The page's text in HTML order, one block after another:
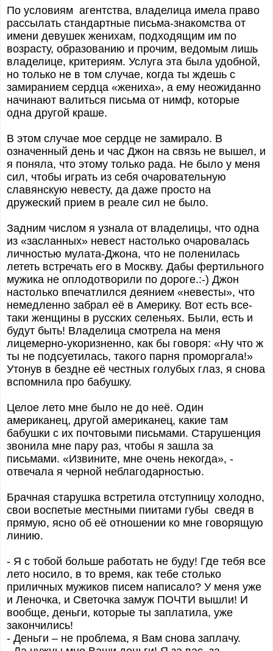
По условиям агентства, владелица имела право
рассылать стандартные письма-знакомства от
имени девушек женихам, подходящим им по
возрасту, образованию и прочим, ведомым лишь
владелице, критериям. Услуга эта была удобной,
но только не в том случае, когда ты ждешь с
замиранием сердца «жениха», а ему неожиданно
начинают валиться письма от нимф, которые
одна другой краше.
В этом случае мое сердце не замирало. В
означенный день и час Джон на связь не вышел, и
я поняла, что этому только рада. Не было у меня
сил, чтобы играть из себя очаровательную
славянскую невесту, да даже просто на
дружеский прием в реале сил не было.
Задним числом я узнала от владелицы, что одна
из «засланных» невест настолько очаровалась
личностью мулата-Джона, что не поленилась
лететь встречать его в Москву. Дабы фертильного
мужика не оплодотворили по дороге.:-) Джон
настолько впечатлился деянием «невесты», что
немедленно забрал её в Америку. Вот есть все-
таки женщины в русских селеньях. Были, есть и
будут быть! Владелица смотрела на меня
лицемерно-укоризненно, как бы говоря: «Ну что ж
ты не подсуетилась, такого парня проморгала!»
Утонув в бездне её честных голубых глаз, я снова
вспомнила про бабушку.
Целое лето мне было не до неё. Один
американец, другой американец, какие там
бабушки с их почтовыми письмами. Старушенция
звонила мне пару раз, чтобы я зашла за
письмами. «Извините, мне очень некогда», -
отвечала я черной неблагодарностью.
Брачная старушка встретила отступницу холодно,
свои воспетые местными пиитами губы сведя в
прямую, ясно об её отношении ко мне говорящую
линию.
- Я с тобой больше работать не буду! Где тебя все
лето носило, в то время, как тебе столько
приличных мужиков писем написало? У меня уже
и Леночка, и Светочка замуж ПОЧТИ вышли! И
вообще, деньги, которые ты заплатила, уже
закончились!
- Деньги – не проблема, я Вам снова заплачу.